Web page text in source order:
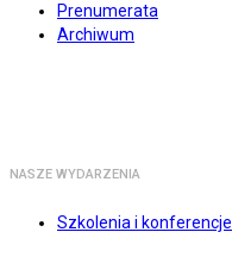
Prenumerata
Archiwum
NASZE WYDARZENIA
Szkolenia i konferencje